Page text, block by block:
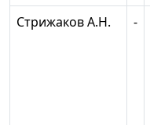
Стрижаков А.Н.
-